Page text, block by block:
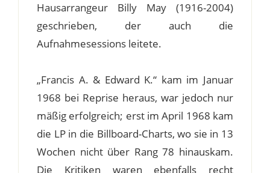
Hausarrangeur Billy May (1916-2004)
geschrieben, der auch die
Aufnahmesessions leitete.
„Francis A. & Edward K.“ kam im Januar
1968 bei Reprise heraus, war jedoch nur
mäßig erfolgreich; erst im April 1968 kam
die LP in die Billboard-Charts, wo sie in 13
Wochen nicht über Rang 78 hinauskam.
Die Kritiken waren ebenfalls recht